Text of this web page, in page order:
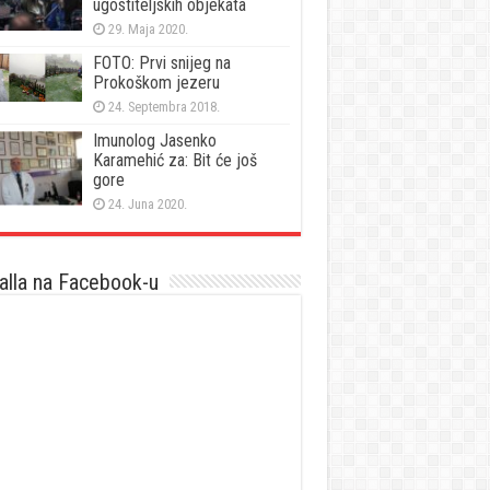
ugostiteljskih objekata
29. Maja 2020.
FOTO: Prvi snijeg na
Prokoškom jezeru
24. Septembra 2018.
Imunolog Jasenko
Karamehić za: Bit će još
gore
24. Juna 2020.
na Facebook-u